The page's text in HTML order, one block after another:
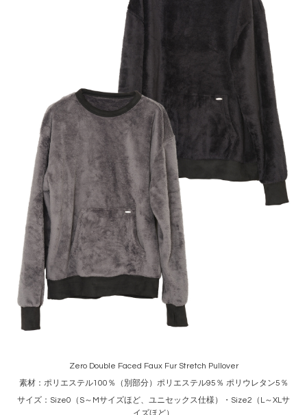
Zero Double Faced Faux Fur Stretch Pullover
素材：ポリエステル100％（別部分）ポリエステル95％ ポリウレタン5％
サイズ：Size0（S～Mサイズほど、ユニセックス仕様）・Size2（L～XLサ
イズほど）